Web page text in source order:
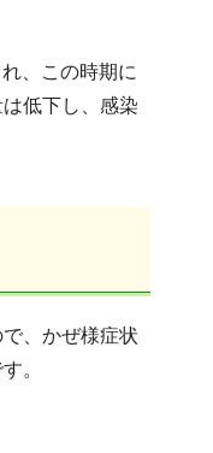
、この時期に
低下し、感染
、かぜ様症状
。